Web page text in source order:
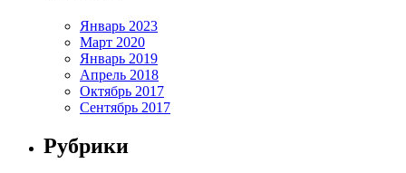
Январь 2023
Март 2020
Январь 2019
Апрель 2018
Октябрь 2017
Сентябрь 2017
Рубрики